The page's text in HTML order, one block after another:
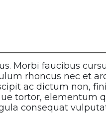
Morbi faucibus
rhoncus nec et
ac dictum non,
tortor, elementum
consequat